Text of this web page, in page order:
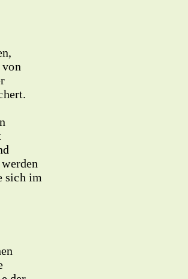
sich im